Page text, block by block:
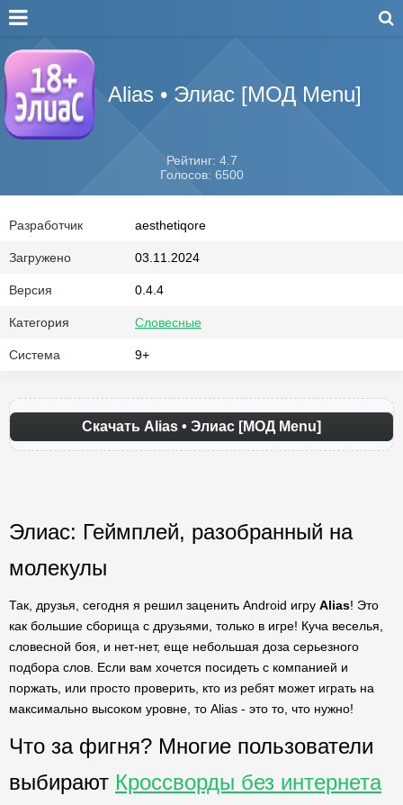
Alias • Элиас [МОД Menu]
Рейтинг: 4.7
Голосов: 6500
Разработчик aesthetiqore
Загружено 03.11.2024
Версия 0.4.4
Категория Словесные
Система 9+
Скачать Alias • Элиас [МОД Menu]
Элиас: Геймплей, разобранный на
молекулы
Так, друзья, сегодня я решил заценить Android игру Alias! Это
как большие сборища с друзьями, только в игре! Куча веселья,
словесной боя, и нет-нет, еще небольшая доза серьезного
подбора слов. Если вам хочется посидеть с компанией и
поржать, или просто проверить, кто из ребят может играть на
максимально высоком уровне, то Alias - это то, что нужно!
Что за фигня? Многие пользователи
выбирают Кроссворды без интернета